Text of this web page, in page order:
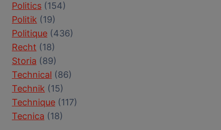
Politics (154)
Politik (19)
Politique (436)
Recht (18)
Storia (89)
Technical (86)
Technik (15)
Technique (117)
Tecnica (18)